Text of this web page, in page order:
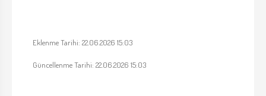
Eklenme Tarihi: 22.06.2026 15:03
Güncellenme Tarihi: 22.06.2026 15:03